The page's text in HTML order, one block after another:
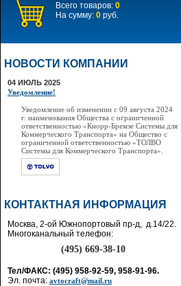
Всего товаров: 0
На сумму: 0 руб.
НОВОСТИ КОМПАНИИ
04 ИЮЛЬ 2025
Уведомление!
Уведомление об изменении с 09 августа 2024
г. наименования Общества с ограниченной
ответственностью «Кнорр-Бремзе Системы для
Коммерческого Транспорта» на Общество с
ограниченной ответственностью «ТОЛВО
Системы для Коммерческого Транспорта».
КОНТАКТНАЯ ИНФОРМАЦИЯ
Москва, 2-ой Южнопортовый пр-д, д.14/22.
Многоканальный телефон:
(495) 669-38-10
Тел/ФАКС: (495) 958-92-59, 958-91-96.
Эл. почта: avtocraft@mail.ru